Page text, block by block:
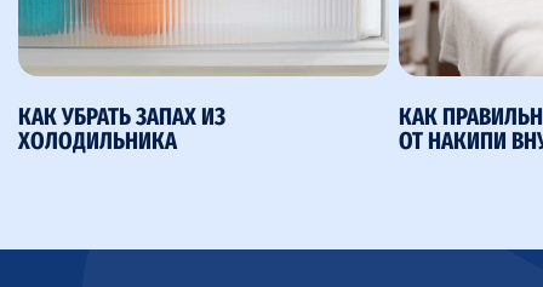
КАК УБРАТЬ ЗАПАХ ИЗ
ХОЛОДИЛЬНИКА
КАК
ОТ НАКИПИ